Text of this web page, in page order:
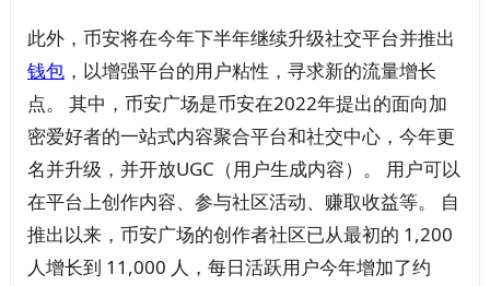
此外，币安将在今年下半年继续升级社交平台并推出
钱包，以增强平台的用户粘性，寻求新的流量增长
点。 其中，币安广场是币安在2022年提出的面向加
密爱好者的一站式内容聚合平台和社交中心，今年更
名并升级，并开放UGC（用户生成内容）。 用户可以
在平台上创作内容、参与社区活动、赚取收益等。 自
推出以来，币安广场的创作者社区已从最初的 1,200
人增长到 11,000 人，每日活跃用户今年增加了约